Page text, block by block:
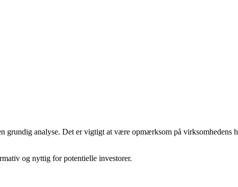
analyse. Det er vigtigt at være opmærksom på virksomhedens
og nyttig for potentielle investorer.